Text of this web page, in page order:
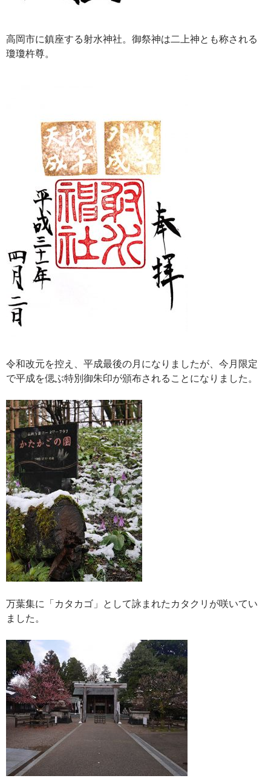
高岡市に鎮座する射水神社。御祭神は二上神とも称される
瓊瓊杵尊。
令和改元を控え、平成最後の月になりましたが、今月限定
で平成を偲ぶ特別御朱印が頒布されることになりました。
万葉集に「カタカゴ」として詠まれたカタクリが咲いてい
ました。